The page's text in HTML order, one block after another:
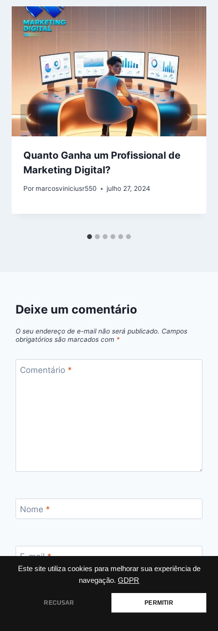
Este site utiliza cookies para melhorar sua experiência de
navegação. GDPR
RECUSAR PERMITIR
Quanto Ganha um Profissional de
Marketing Digital?
Por marcosviniciusr550 julho 27, 2024
Deixe um comentário
O seu endereço de e-mail não será publicado. Campos
obrigatórios são marcados com *
Comentário *
Nome *
E-mail*